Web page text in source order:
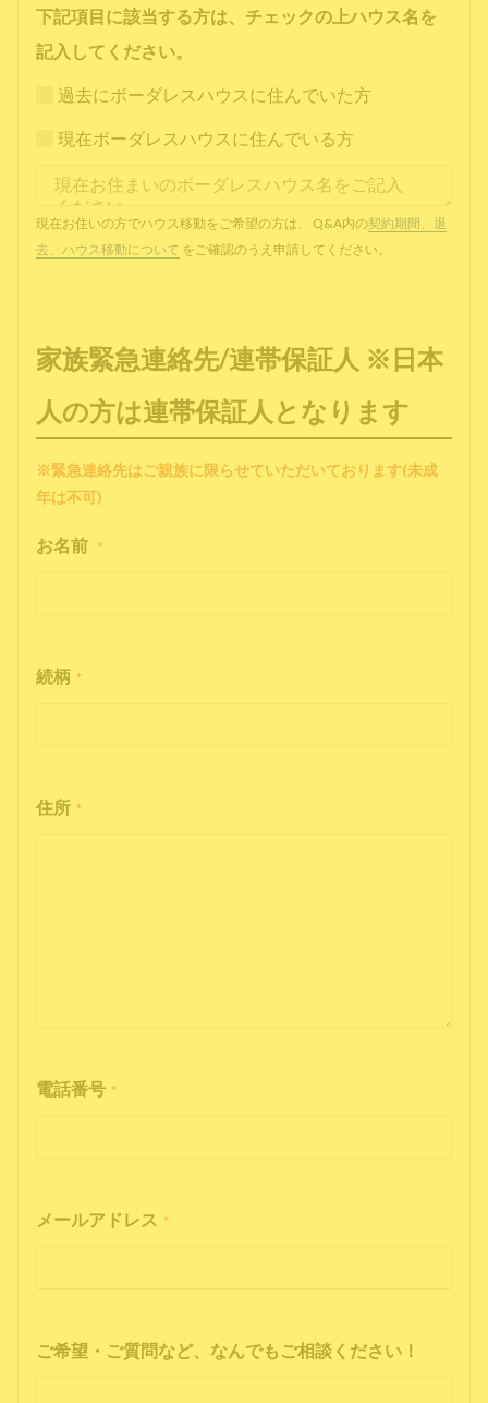
下記項目に該当する方は、チェックの上ハウス名を
記入してください。
過去にボーダレスハウスに住んでいた方
現在ボーダレスハウスに住んでいる方
現在お住いの方でハウス移動をご希望の方は、 Q&A内の契約期間、退
去、ハウス移動について をご確認のうえ申請してください。
家族緊急連絡先/連帯保証人 ※日本
人の方は連帯保証人となります
※緊急連絡先はご親族に限らせていただいております(未成
年は不可)
お名前 *
続柄 *
住所 *
電話番号 *
メールアドレス *
ご希望・ご質問など、なんでもご相談ください！